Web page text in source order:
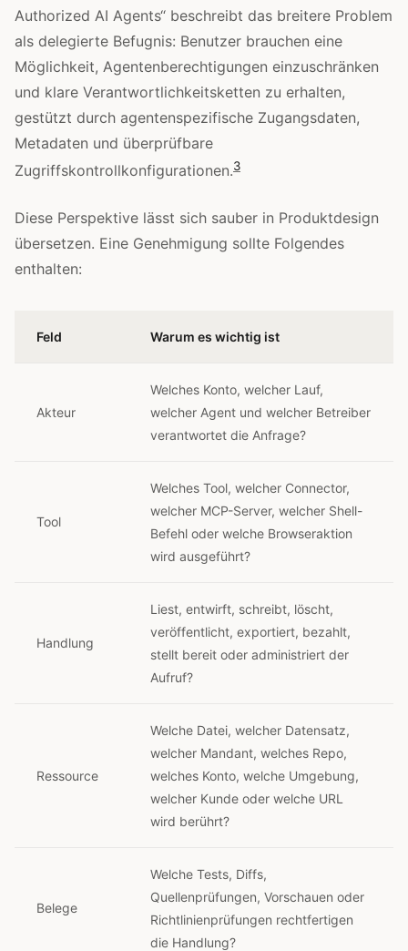
Authorized AI Agents“ beschreibt das breitere Problem
als delegierte Befugnis: Benutzer brauchen eine
Möglichkeit, Agentenberechtigungen einzuschränken
und klare Verantwortlichkeitsketten zu erhalten,
gestützt durch agentenspezifische Zugangsdaten,
Metadaten und überprüfbare
Zugriffskontrollkonfigurationen.3
Diese Perspektive lässt sich sauber in Produktdesign
übersetzen. Eine Genehmigung sollte Folgendes
enthalten:
Feld Warum es wichtig ist
Akteur
Welches Konto, welcher Lauf,
welcher Agent und welcher Betreiber
verantwortet die Anfrage?
Tool
Welches Tool, welcher Connector,
welcher MCP-Server, welcher Shell-
Befehl oder welche Browseraktion
wird ausgeführt?
Handlung
Liest, entwirft, schreibt, löscht,
veröffentlicht, exportiert, bezahlt,
stellt bereit oder administriert der
Aufruf?
Ressource
Welche Datei, welcher Datensatz,
welcher Mandant, welches Repo,
welches Konto, welche Umgebung,
welcher Kunde oder welche URL
wird berührt?
Belege
Welche Tests, Diffs,
Quellenprüfungen, Vorschauen oder
Richtlinienprüfungen rechtfertigen
die Handlung?